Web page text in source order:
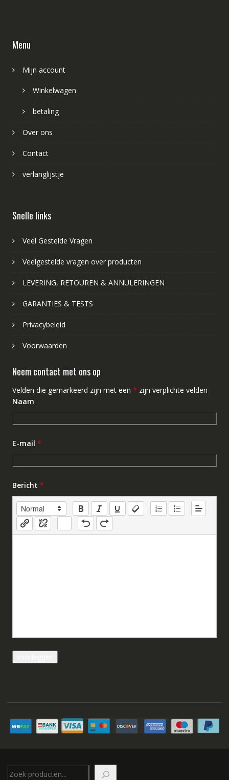
Menu
Mijn account
Winkelwagen
betaling
Over ons
Contact
verlanglijstje
Snelle links
Veel Gestelde Vragen
Veelgestelde vragen over producten
LEVERING, RETOUREN & ANNULERINGEN
GARANTIES & TESTS
Privacybeleid
Voorwaarden
Neem contact met ons op
Velden die gemarkeerd zijn met een * zijn verplichte velden
Naam
E-mail *
Bericht *